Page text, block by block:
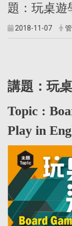
題：玩桌遊
2018-11-07
講題：玩
Topic :
Play in